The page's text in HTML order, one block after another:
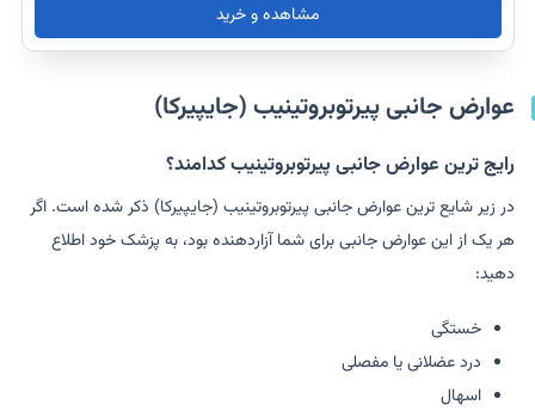
مشاهده و خرید
عوارض جانبی پیرتوبروتینیب (جایپیرکا)
رایج ترین عوارض جانبی پیرتوبروتینیب کدامند؟
در زیر شایع ترین عوارض جانبی پیرتوبروتینیب (جایپیرکا) ذکر شده است. اگر
هر یک از این عوارض جانبی برای شما آزاردهنده بود، به پزشک خود اطلاع
دهید:
خستگی
درد عضلانی یا مفصلی
اسهال